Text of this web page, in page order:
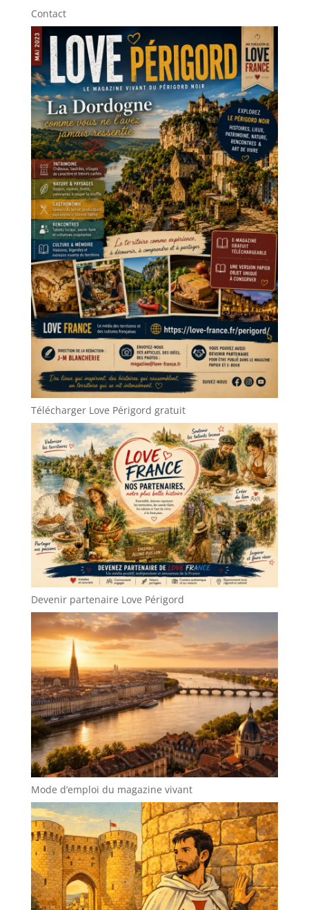
Contact
Télécharger Love Périgord gratuit
Devenir partenaire Love Périgord
Mode d’emploi du magazine vivant